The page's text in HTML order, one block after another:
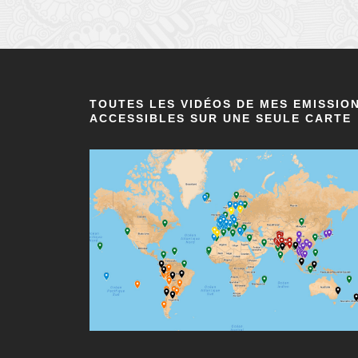
TOUTES LES VIDÉOS DE MES
ACCESSIBLES SUR UNE SEULE CARTE